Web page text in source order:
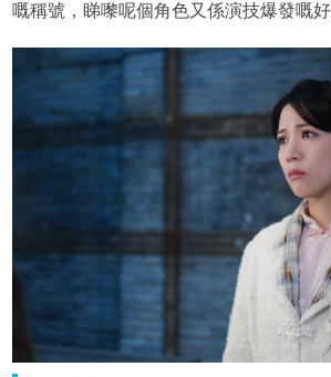
嘅稱號，睇嚟呢個角色又係演技爆發嘅好